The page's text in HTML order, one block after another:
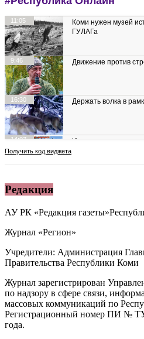
Редакция
АУ РК «Редакция
Журнал «Регион»
Учредители: Администрация
Правительства Республики Коми
Журнал зарегистрирован
по надзору в сфере связи,
массовых коммуникаций по
Регистрационный номер ПИ № ТУ
года.